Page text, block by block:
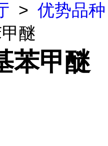
> 优势品种
醚
苯甲醚